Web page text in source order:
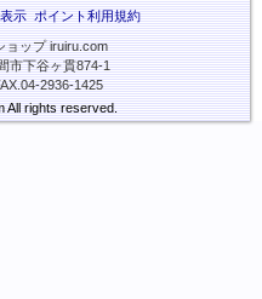
示 ポイント利用規約
ョップ iruiru.com
市下谷ヶ貫874-1
2936-1425
All rights reserved.